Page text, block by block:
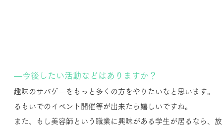
―今後したい活動などはありますか？
趣味のサバゲ―をもっと多くの方をやりたいなと思います。
るもいでのイベント開催等が出来たら嬉しいですね。
また、もし美容師という職業に興味がある学生が居るなら、